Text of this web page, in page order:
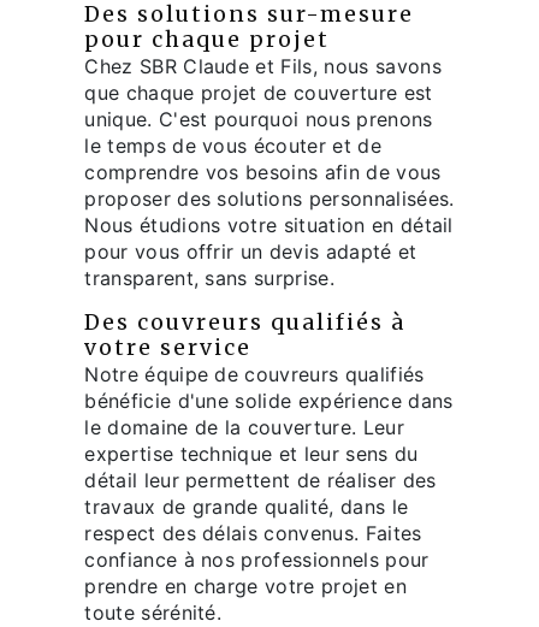
Des solutions sur-mesure
pour chaque projet
Chez SBR Claude et Fils, nous savons
que chaque projet de couverture est
unique. C'est pourquoi nous prenons
le temps de vous écouter et de
comprendre vos besoins afin de vous
proposer des solutions personnalisées.
Nous étudions votre situation en détail
pour vous offrir un devis adapté et
transparent, sans surprise.
Des couvreurs qualifiés à
votre service
Notre équipe de couvreurs qualifiés
bénéficie d'une solide expérience dans
le domaine de la couverture. Leur
expertise technique et leur sens du
détail leur permettent de réaliser des
travaux de grande qualité, dans le
respect des délais convenus. Faites
confiance à nos professionnels pour
prendre en charge votre projet en
toute sérénité.